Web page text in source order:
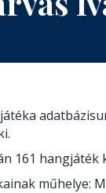
161
műhelye: